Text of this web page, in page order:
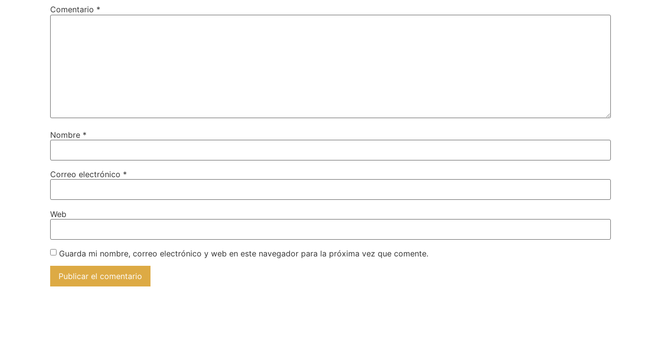
Comentario *
Nombre *
Correo electrónico *
Web
Guarda mi nombre, correo electrónico y web en este navegador para la próxima vez que comente.